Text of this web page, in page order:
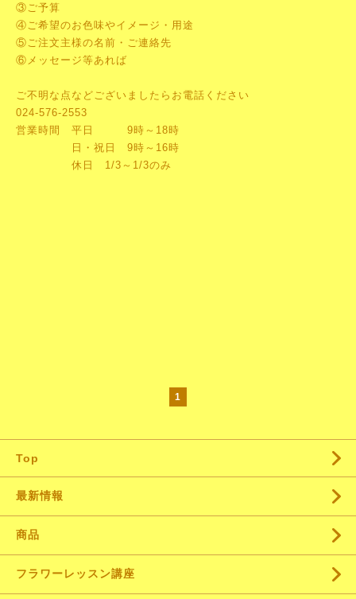
③ご予算
④ご希望のお色味やイメージ・用途
⑤ご注文主様の名前・ご連絡先
⑥メッセージ等あれば
ご不明な点などございましたらお電話ください
024-576-2553
営業時間 平日 9時～18時
日・祝日 9時～16時
休日 1/3～1/3のみ
1
Top
最新情報
商品
フラワーレッスン講座